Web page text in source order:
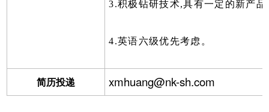
3.积极钻研技术,具有一定的新产
4.英语六级优先考虑。
简历投递 xmhuang@nk-sh.com